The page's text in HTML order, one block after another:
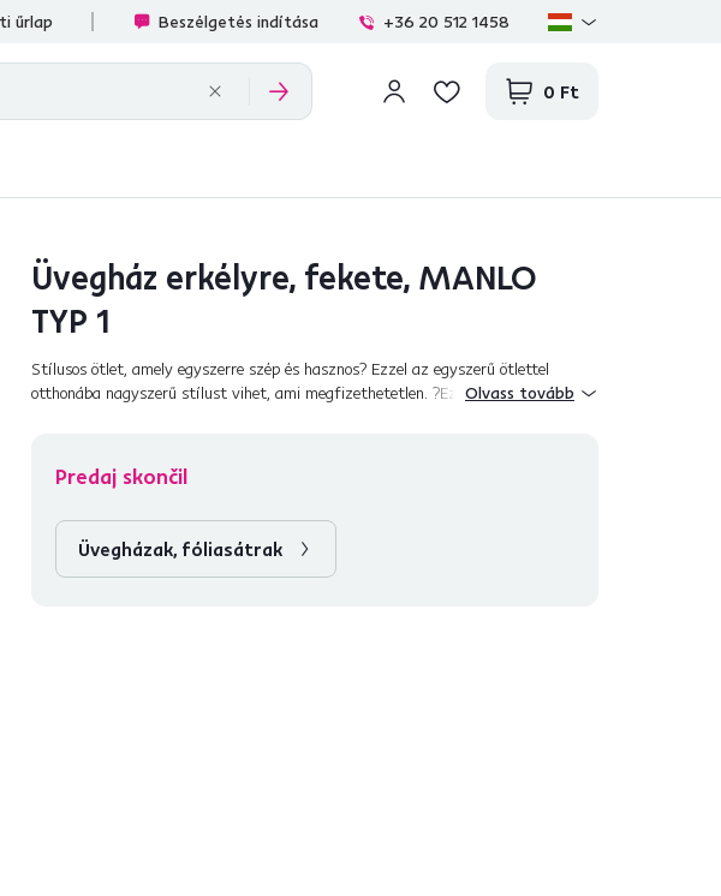
űrlap Beszélgetés indítása +36 20 512 1458
0 Ft
Üvegház erkélyre, fekete, MANLO
TYP 1
Stílusos ötlet, amely egyszerre szép és hasznos? Ezzel az egyszerű ötlettel
otthonába nagyszerű stílust vihet, ami megfizethetetlen. ?Ezenkívül, ha szereti
Olvass tovább
Predaj skončil
Üvegházak, fóliasátrak